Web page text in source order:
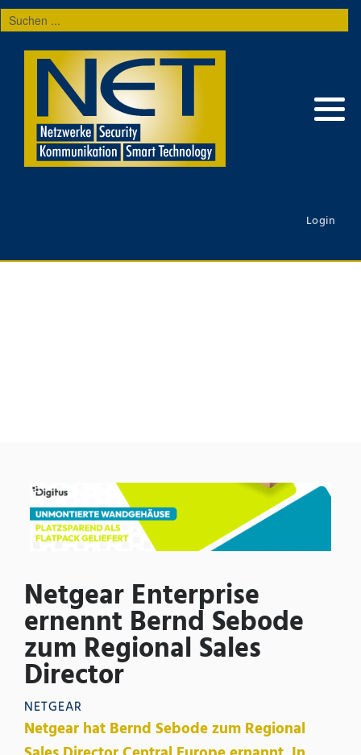
Suchen
...
Login
Netgear Enterprise
ernennt Bernd Sebode
zum Regional Sales
Director
NETGEAR
Netgear hat Bernd Sebode zum Regional